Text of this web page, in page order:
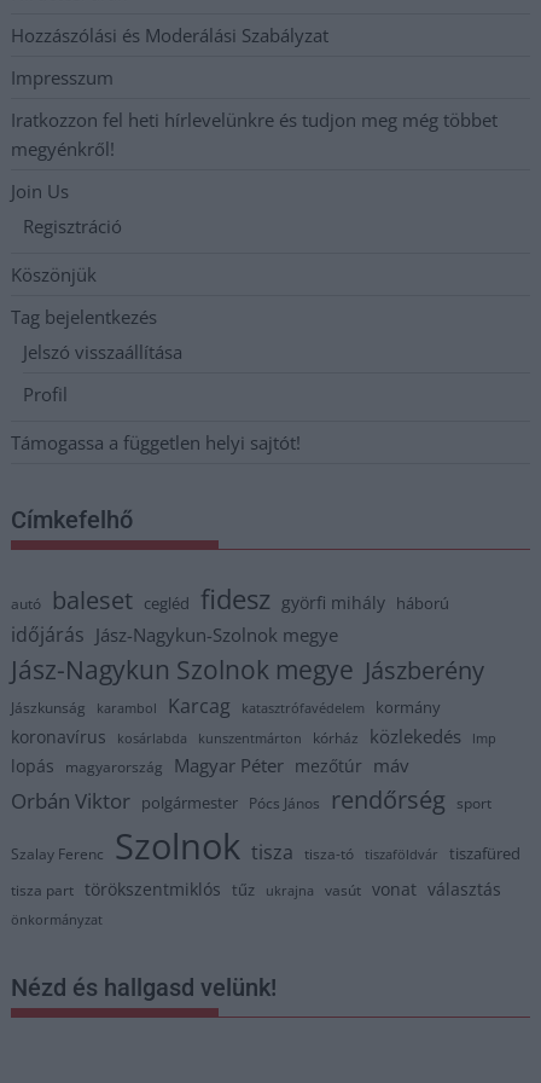
Hozzászólási és Moderálási Szabályzat
Impresszum
Iratkozzon fel heti hírlevelünkre és tudjon meg még többet
megyénkről!
Join Us
Regisztráció
Köszönjük
Tag bejelentkezés
Jelszó visszaállítása
Profil
Támogassa a független helyi sajtót!
Címkefelhő
autó baleset cegléd fidesz györfi mihály háború
időjárás Jász-Nagykun-Szolnok megye
Jász-Nagykun Szolnok megye Jászberény
Jászkunság karambol Karcag katasztrófavédelem kormány
koronavírus kosárlabda kunszentmárton kórház közlekedés lmp
lopás magyarország Magyar Péter mezőtúr máv
Orbán Viktor polgármester Pócs János rendőrség sport
Szalay Ferenc Szolnok tisza tisza-tó tiszaföldvár tiszafüred
tisza part törökszentmiklós tűz ukrajna vasút vonat választás
önkormányzat
Nézd és hallgasd velünk!